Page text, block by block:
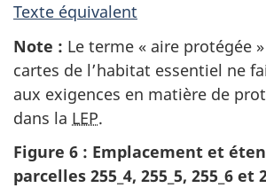
Texte équivalent
Note : Le terme « aire protégée
cartes de l’habitat essentiel ne
aux exigences en matière de
dans la LEP.
Figure 6 : Emplacement et
parcelles 255_4, 255_5, 255_6 et